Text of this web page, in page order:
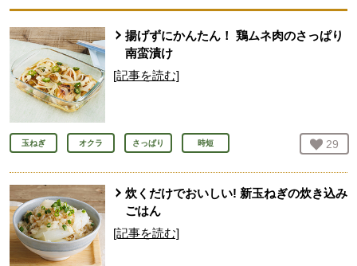
揚げずにかんたん！ 鶏ムネ肉のさっぱり
南蛮漬け
[記事を読む]
玉ねぎ オクラ さっぱり 時短 お気
29
炊くだけでおいしい! 新玉ねぎの炊き込み
ごはん
[記事を読む]